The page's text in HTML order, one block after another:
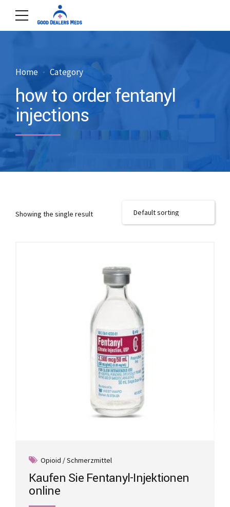
Home Category
how to order fentanyl
injections
Showing the single result
Opioid / Schmerzmittel
Kaufen Sie Fentanyl-Injektionen
online